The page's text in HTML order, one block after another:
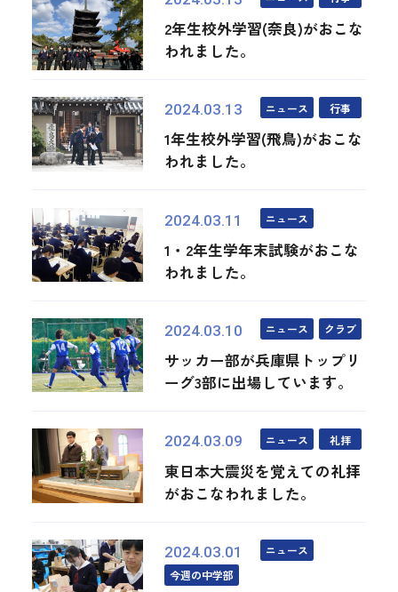
2年生校外学習(奈良)がおこな
われました。
2024.03.13 ニュース 行事
1年生校外学習(飛鳥)がおこな
われました。
2024.03.11 ニュース
1・2年生学年末試験がおこな
われました。
2024.03.10 ニュース クラブ
サッカー部が兵庫県トップリ
ーグ3部に出場しています。
2024.03.09 ニュース 礼拝
東日本大震災を覚えての礼拝
がおこなわれました。
2024.03.01
ニュース
今週の中学部